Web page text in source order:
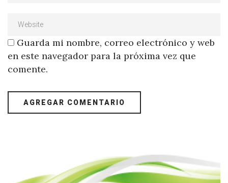
Guarda mi nombre, correo electrónico y web
en este navegador para la próxima vez que
comente.